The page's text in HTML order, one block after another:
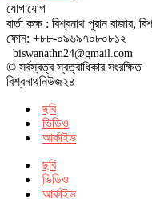
যোগাযোগ
বার্তা কক্ষ : বিশ্বনাথ পুরান বাজার,
ফোন: +৮৮-০৯৬৯৭০৮০৮১২
biswanathn24@gmail.com
© সর্বস্বত্ব স্বত্বাধিকার সংরক্ষিত
বিশ্বনাথনিউজ২৪
ছবি
ভিডিও
আর্কাইভ
ছবি
ভিডিও
আর্কাইভ